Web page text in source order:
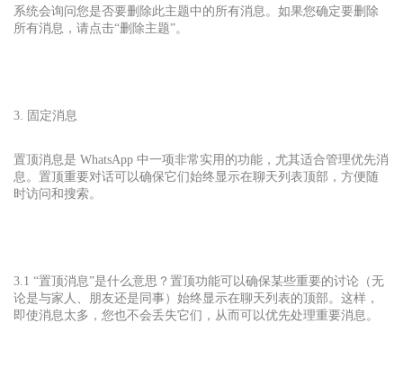
系统会询问您是否要删除此主题中的所有消息。如果您确定要删除
所有消息，请点击“删除主题”。
3. 固定消息
置顶消息是 WhatsApp 中一项非常实用的功能，尤其适合管理优先消
息。置顶重要对话可以确保它们始终显示在聊天列表顶部，方便随
时访问和搜索。
3.1 “置顶消息”是什么意思？置顶功能可以确保某些重要的讨论（无
论是与家人、朋友还是同事）始终显示在聊天列表的顶部。这样，
即使消息太多，您也不会丢失它们，从而可以优先处理重要消息。